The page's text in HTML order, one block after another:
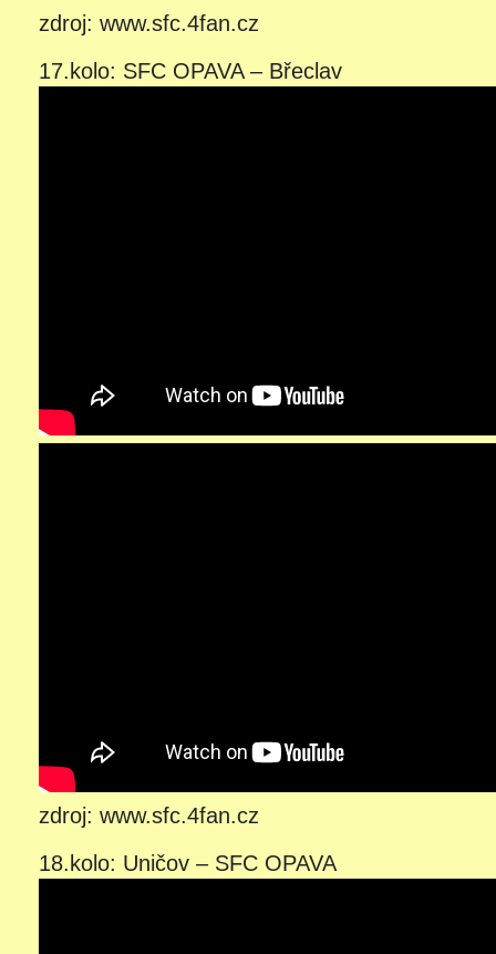
zdroj: www.sfc.4fan.cz
17.kolo: SFC OPAVA – Břeclav
zdroj: www.sfc.4fan.cz
18.kolo: Uničov – SFC OPAVA